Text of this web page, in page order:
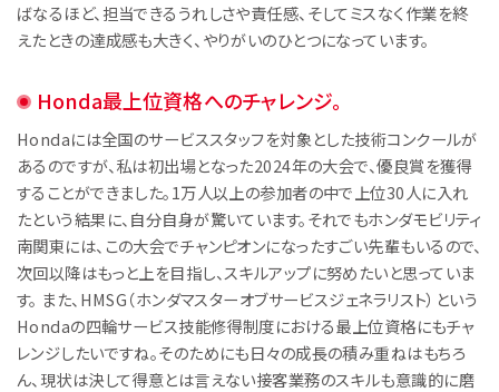
会社情報
ホンダモビリティ南関東について
ばなるほど、担当できるうれしさや責任感、そしてミスなく作業を終
えたときの達成感も大きく、やりがいのひとつになっています。
Honda最上位資格へのチャレンジ。
Hondaには全国のサービススタッフを対象とした技術コンクールが
あるのですが、私は初出場となった2024年の大会で、優良賞を獲得
することができました。1万人以上の参加者の中で上位30人に入れ
たという結果に、自分自身が驚いています。それでもホンダモビリティ
南関東には、この大会でチャンピオンになったすごい先輩もいるので、
次回以降はもっと上を目指し、スキルアップに努めたいと思っていま
す。 また、HMSG（ホンダマスターオブサービスジェネラリスト）という
Hondaの四輪サービス技能修得制度における最上位資格にもチャ
レンジしたいですね。そのためにも日々の成長の積み重ねはもちろ
ん、現状は決して得意とは言えない接客業務のスキルも意識的に磨